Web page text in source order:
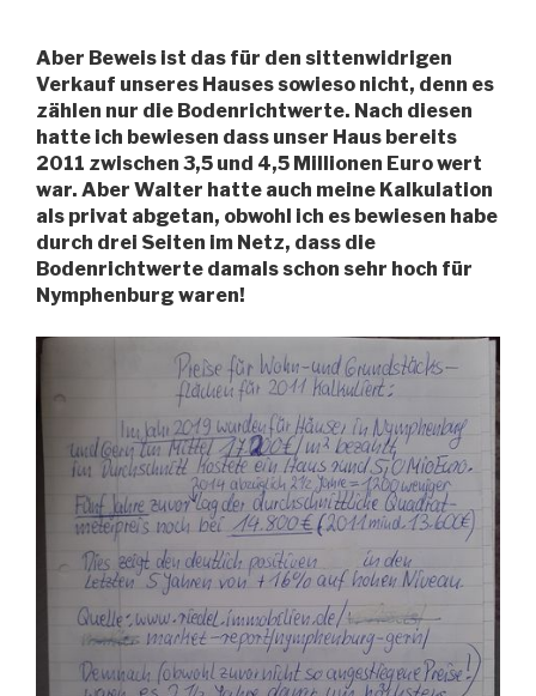
Aber Beweis ist das für den sittenwidrigen
Verkauf unseres Hauses sowieso nicht, denn es
zählen nur die Bodenrichtwerte. Nach diesen
hatte ich bewiesen dass unser Haus bereits
2011 zwischen 3,5 und 4,5 Millionen Euro wert
war. Aber Walter hatte auch meine Kalkulation
als privat abgetan, obwohl ich es bewiesen habe
durch drei Seiten im Netz, dass die
Bodenrichtwerte damals schon sehr hoch für
Nymphenburg waren!